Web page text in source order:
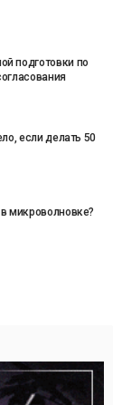
подготовки по
если делать 50
микроволновке?